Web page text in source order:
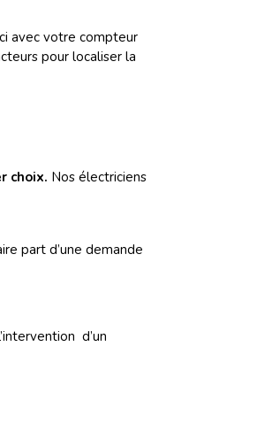
avec votre compteur
pour localiser la
choix. Nos électriciens
part d’une demande
d’un